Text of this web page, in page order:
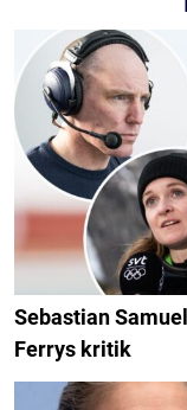
Sebastian
Ferrys kritik